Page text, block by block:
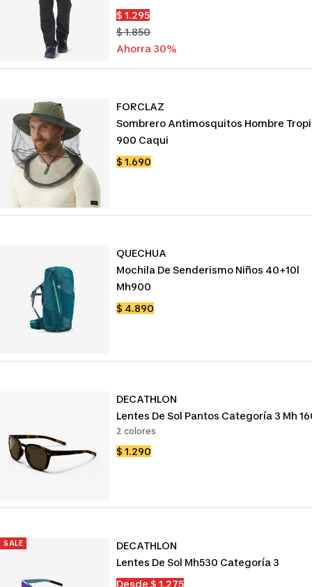
Precio
de
venta
$ 1.295
Precio
normal
$ 1.850
Ahorra 30%
FORCLAZ
Sombrero Antimosquitos Hombre
900 Caqui
Precio
$ 1.690
QUECHUA
Mochila De Senderismo Niños 40+10l
Mh900
Precio
$ 4.890
DECATHLON
Lentes De Sol Pantos Categoría 3 Mh
2 colores
Precio
$ 1.290
SALE
DECATHLON
Lentes De Sol Mh530 Categoría 3
Precio
Desde $ 1.275